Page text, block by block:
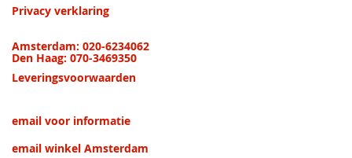
Privacy verklaring
Amsterdam: 020-6234062
Den Haag: 070-3469350
Leveringsvoorwaarden
email voor informatie
email winkel Amsterdam